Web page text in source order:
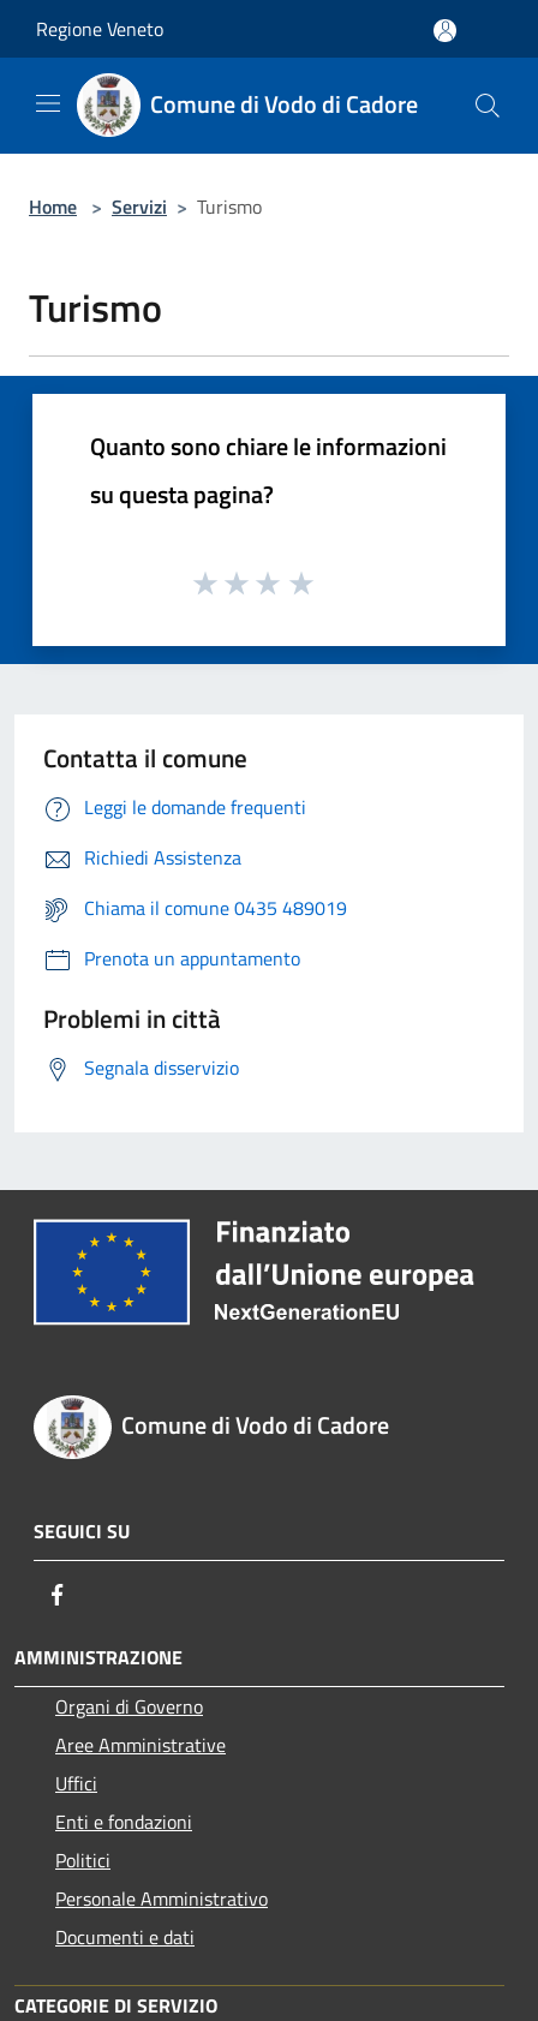
Regione Veneto
Comune di Vodo di Cadore
Home > Servizi > Turismo
Turismo
Quanto sono chiare le informazioni
su questa pagina?
Contatta il comune
Leggi le domande frequenti
Richiedi Assistenza
Chiama il comune 0435 489019
Prenota un appuntamento
Problemi in città
Segnala disservizio
Comune di Vodo di Cadore
SEGUICI SU
AMMINISTRAZIONE
Organi di Governo
Aree Amministrative
Uffici
Enti e fondazioni
Politici
Personale Amministrativo
Documenti e dati
CATEGORIE DI SERVIZIO